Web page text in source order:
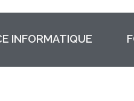
INFORMATIQUE